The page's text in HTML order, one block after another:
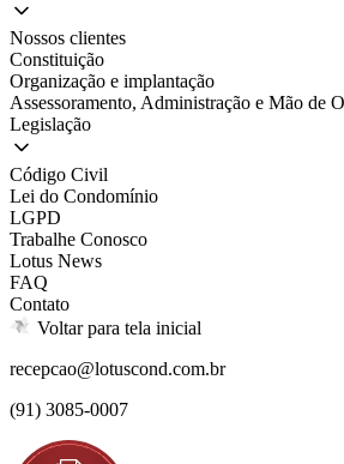
Nossos clientes
Constituição
Organização e implantação
Assessoramento, Administração e Mão de
Legislação
Código Civil
Lei do Condomínio
LGPD
Trabalhe Conosco
Lotus News
FAQ
Contato
Voltar para tela inicial
recepcao@lotuscond.com.br
(91) 3085-0007